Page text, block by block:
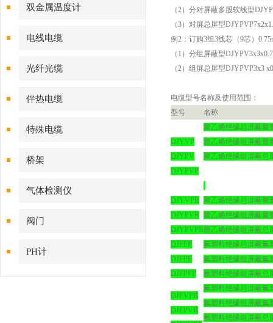
双金属温度计
电线电缆
光纤光缆
伴热电缆
特殊电缆
桥架
气体检测仪
阀门
PH计
（2）分对屏蔽多股软线型
（3）对屏总屏型
例2：订购3组3线芯（9芯）
（1）分组屏蔽型
（2）组屏总屏型DJYPVP3x3
电缆型号名称及使用范围：
型号
名称
DJYVP
DJYPV
DJYPVP
聚乙烯绝缘总屏蔽聚
聚乙烯绝缘组屏蔽聚
聚乙烯绝缘组屏蔽总
DJYVPR
DJYPVR
DJYPVPR
聚乙烯绝缘总屏蔽聚
聚乙烯绝缘组屏蔽聚
聚乙烯绝缘组屏蔽总
DJFFP
DJFPF
DJFPFP
氟塑料绝缘总屏蔽氟
氟塑料绝缘组屏蔽氟
氟塑料绝缘组屏蔽总
DJFVPR
DJFPVR
氟塑料绝缘总屏蔽氟
氟塑料绝缘组屏蔽氟
氟塑料绝缘组屏蔽总